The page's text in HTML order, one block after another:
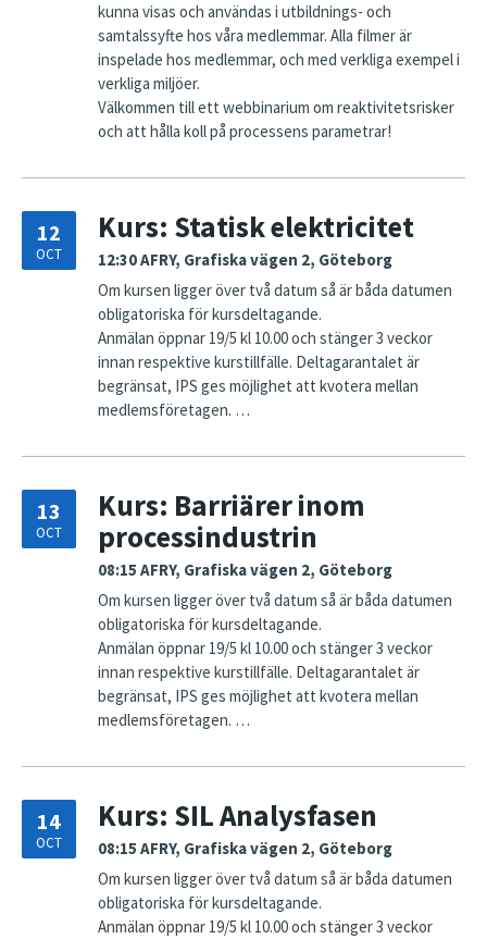
kunna visas och användas i utbildnings- och
samtalssyfte hos våra medlemmar. Alla filmer är
inspelade hos medlemmar, och med verkliga exempel i
verkliga miljöer.
Välkommen till ett webbinarium om reaktivitetsrisker
och att hålla koll på processens parametrar!
12
OCT
Kurs: Statisk elektricitet
12:30AFRY, Grafiska vägen 2, Göteborg
Om kursen ligger över två datum så är båda datumen
obligatoriska för kursdeltagande.
Anmälan öppnar 19/5 kl 10.00 och stänger 3 veckor
innan respektive kurstillfälle. Deltagarantalet är
begränsat, IPS ges möjlighet att kvotera mellan
medlemsföretagen. …
13
OCT
Kurs: Barriärer inom
processindustrin
08:15 AFRY, Grafiska vägen 2, Göteborg
Om kursen ligger över två datum så är båda datumen
obligatoriska för kursdeltagande.
Anmälan öppnar 19/5 kl 10.00 och stänger 3 veckor
innan respektive kurstillfälle. Deltagarantalet är
begränsat, IPS ges möjlighet att kvotera mellan
medlemsföretagen. …
14
OCT
Kurs: SIL Analysfasen
08:15 AFRY, Grafiska vägen 2, Göteborg
Om kursen ligger över två datum så är båda datumen
obligatoriska för kursdeltagande.
Anmälan öppnar 19/5 kl 10.00 och stänger 3 veckor